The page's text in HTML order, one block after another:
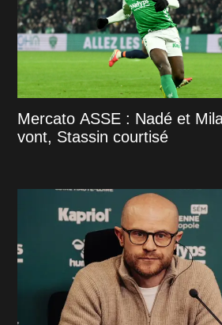
Mercato ASSE : Nadé et
vont, Stassin courtisé